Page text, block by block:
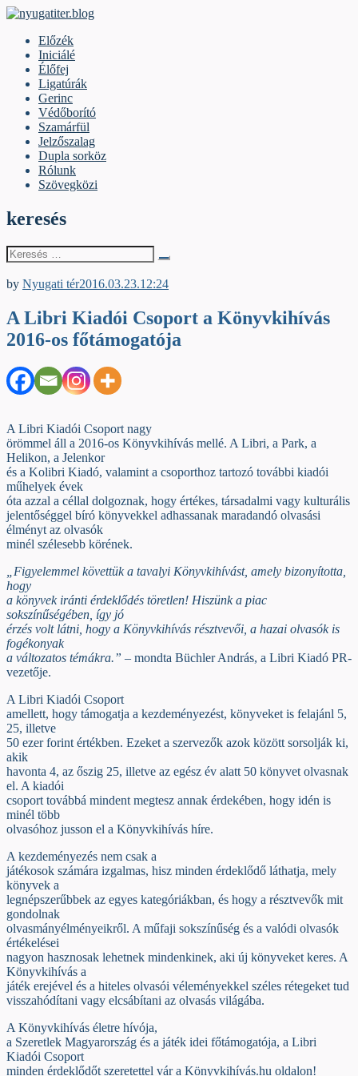
Skip
contentElőzék
Iniciálé
Élőfej
Ligatúrák
Gerinc
Védőborító
Szamárfül
Jelzőszalag
Dupla sorköz
Rólunk
Szövegközi
keresés
Keresés
erre:
by Nyugati tér2016.03.23.12:24
A Libri Kiadói Csoport a Könyvkihívás
2016-os főtámogatója
A Libri Kiadói Csoport nagy
örömmel áll a 2016-os Könyvkihívás mellé. A Libri, a Park, a
Helikon, a Jelenkor
és a Kolibri Kiadó, valamint a csoporthoz tartozó további kiadói
műhelyek évek
óta azzal a céllal dolgoznak, hogy értékes, társadalmi vagy kulturális
jelentőséggel bíró könyvekkel adhassanak maradandó olvasási
élményt az olvasók
minél szélesebb körének.
„Figyelemmel követtük a tavalyi Könyvkihívást, amely bizonyította,
hogy
a könyvek iránti érdeklődés töretlen! Hiszünk a piac
sokszínűségében, így jó
érzés volt látni, hogy a Könyvkihívás résztvevői, a hazai olvasók is
fogékonyak
a változatos témákra.” – mondta Büchler András, a Libri Kiadó PR-
vezetője.
A Libri Kiadói Csoport
amellett, hogy támogatja a kezdeményezést, könyveket is felajánl 5,
25, illetve
50 ezer forint értékben. Ezeket a szervezők azok között sorsolják ki,
akik
havonta 4, az őszig 25, illetve az egész év alatt 50 könyvet olvasnak
el. A kiadói
csoport továbbá mindent megtesz annak érdekében, hogy idén is
minél több
olvasóhoz jusson el a Könyvkihívás híre.
A kezdeményezés nem csak a
játékosok számára izgalmas, hisz minden érdeklődő láthatja, mely
könyvek a
legnépszerűbbek az egyes kategóriákban, és hogy a résztvevők mit
gondolnak
olvasmányélményeikről. A műfaji sokszínűség és a valódi olvasók
értékelései
nagyon hasznosak lehetnek mindenkinek, aki új könyveket keres. A
Könyvkihívás a
játék erejével és a hiteles olvasói véleményekkel széles rétegeket tud
visszahódítani vagy elcsábítani az olvasás világába.
A Könyvkihívás életre hívója,
a Szeretlek Magyarország és a játék idei főtámogatója, a Libri
Kiadói Csoport
minden érdeklődőt szeretettel vár a Könyvkihívás.hu oldalon!